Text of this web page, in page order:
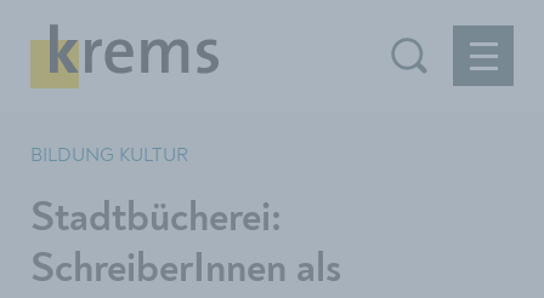
BILDUNG KULTUR
Stadtbücherei:
SchreiberInnen als